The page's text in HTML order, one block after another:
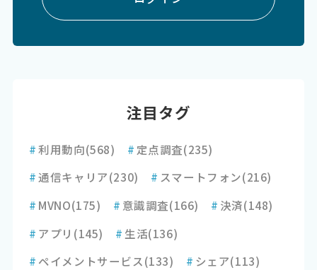
注目タグ
#利用動向(568) # 定点調査(235)
#通信キャリア(230) # スマートフォン(216)
# MVNO(175) # 意識調査(166) # 決済(148)
# アプリ (145) # 生活(136)
# ペイメントサービス(133) # シェア(113)